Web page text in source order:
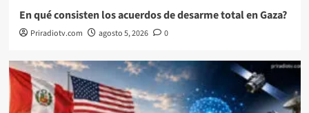
En qué consisten los acuerdos de desarme total en Gaza?
Priradiotv.com agosto 5, 2026 0